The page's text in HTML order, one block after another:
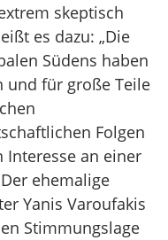
skeptisch
es dazu: „Die
Südens haben
und für große Teile
Folgen
Interesse an einer
ehemalige
Yanis Varoufakis
Stimmungslage